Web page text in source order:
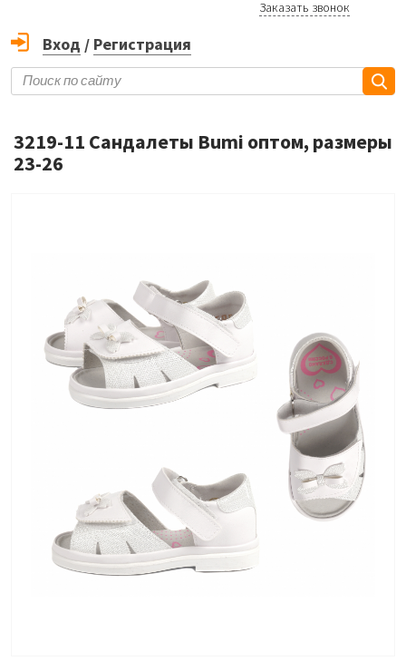
Заказать звонок
Вход / Регистрация
3219-11 Сандалеты Bumi оптом, размеры
23-26